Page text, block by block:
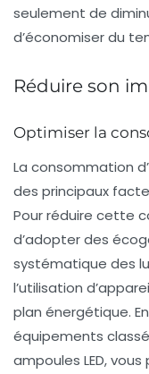
seulement de
d’économiser du
Réduire son
Optimiser la
La consommation d’
des principaux
Pour réduire cette
d’adopter des
systématique des
l’utilisation
plan énergétique.
équipements
ampoules LED,